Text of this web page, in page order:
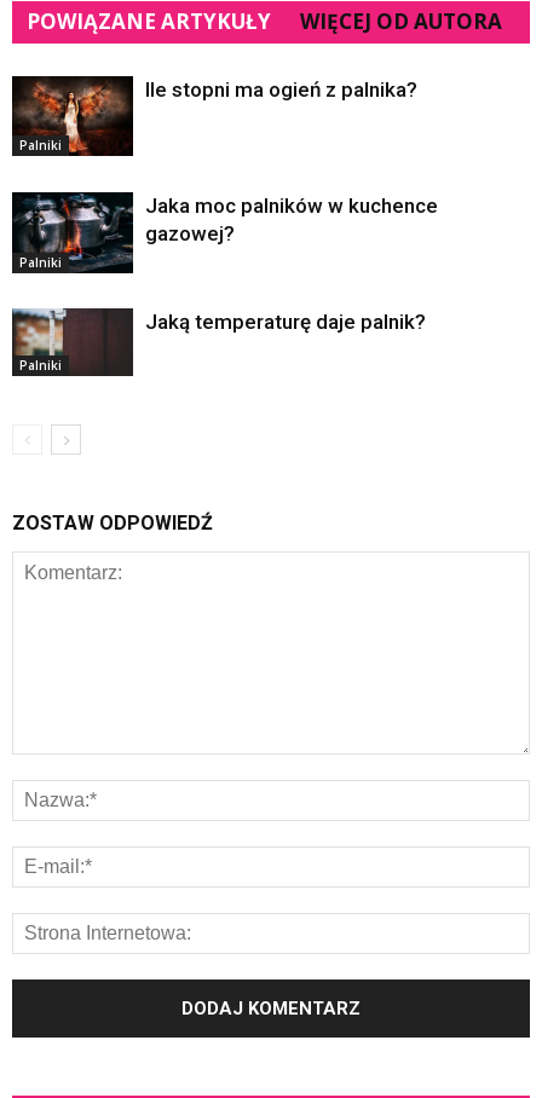
POWIĄZANE ARTYKUŁY WIĘCEJ OD AUTORA
Palniki
Ile stopni ma ogień z palnika?
Palniki
Jaka moc palników w kuchence
gazowej?
Palniki
Jaką temperaturę daje palnik?
ZOSTAW ODPOWIEDŹ